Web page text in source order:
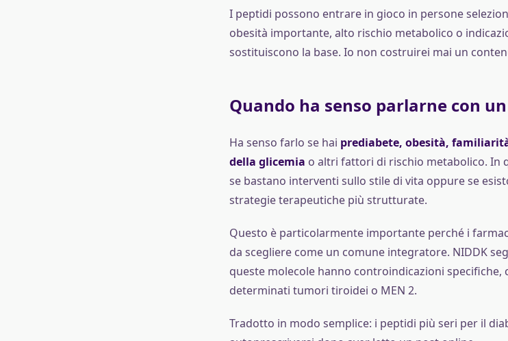
I peptidi possono entrare in gioco in persone
obesità importante, alto rischio metabolico o
sostituiscono la base. Io non costruirei mai un
Quando ha senso parlarne con
Ha senso farlo se hai prediabete, obesità,
della glicemia o altri fattori di rischio metabolico. In
se bastano interventi sullo stile di vita oppure se
strategie terapeutiche più strutturate.
Questo è particolarmente importante perché i
da scegliere come un comune integratore. NIDDK
queste molecole hanno controindicazioni
determinati tumori tiroidei o MEN 2.
Tradotto in modo semplice: i peptidi più seri per il